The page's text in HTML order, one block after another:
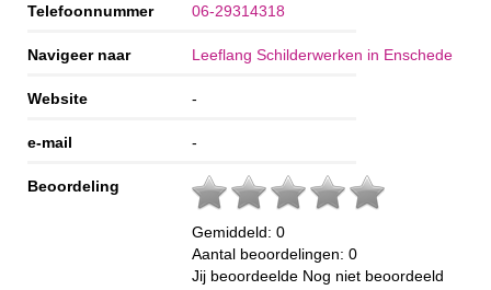
Telefoonnummer 06-29314318
Navigeer naar Leeflang Schilderwerken in Enschede
Website -
e-mail -
Beoordeling
Gemiddeld: 0
Aantal beoordelingen: 0
Jij beoordeelde Nog niet beoordeeld